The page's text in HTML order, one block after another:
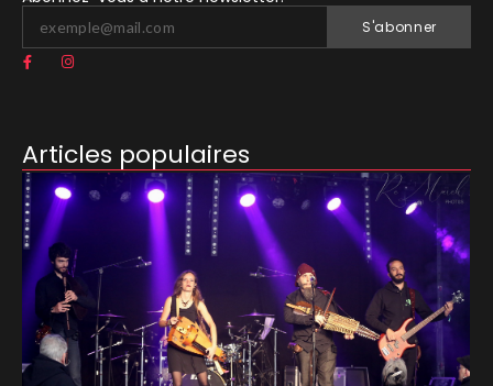
S'abonner
Articles populaires